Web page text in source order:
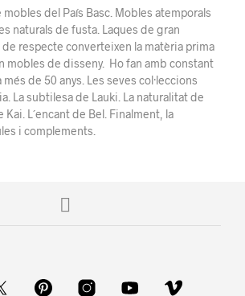
del País Basc. Mobles atemporals
naturals de fusta. Laques de gran
respecte converteixen la matèria prima
mobles de disseny. Ho fan amb constant
de 50 anys. Les seves col·leccions
La subtilesa de Lauki. La naturalitat de
Kai. L´encant de Bel. Finalment, la
i complements.